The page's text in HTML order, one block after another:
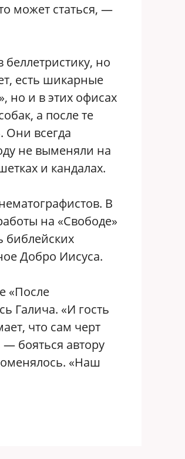
может статься, —
но
есть шикарные
но и в этих офисах
а после те
Они всегда
не выменяли на
и кандалах.
В
на «Свободе»
библейских
Добро Иисуса.
«После
Галича. «И гость
что сам черт
бояться автору
«Наш